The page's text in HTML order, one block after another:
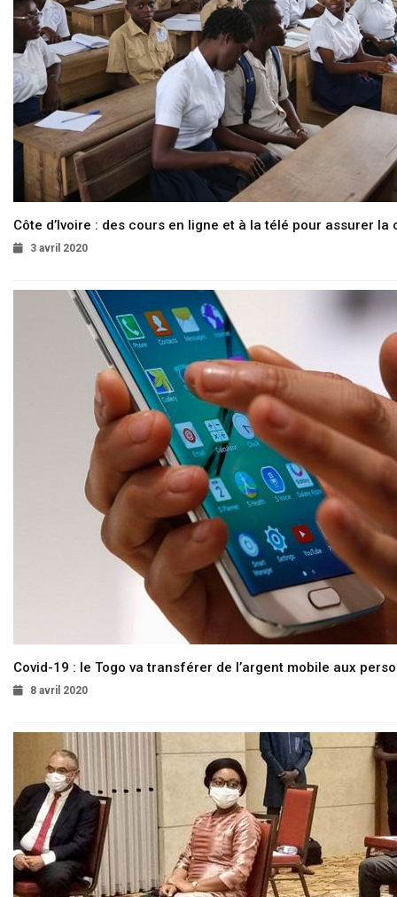
Côte d’Ivoire : des cours en ligne et à la télé pour assurer la
3 avril 2020
Covid-19 : le Togo va transférer de l’argent mobile aux
8 avril 2020